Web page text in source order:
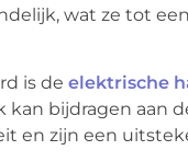
wat ze tot
is de elektrische
bijdragen aan
zijn een